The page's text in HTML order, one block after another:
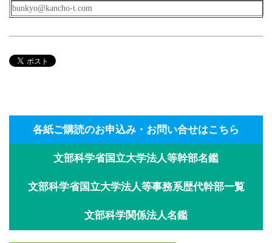
bunkyo@kancho-t.com
各紙ご購読のお申込み・お問い合せはこちら
文部科学省国立大学法人等幹部名鑑
文部科学省国立大学法人等事務系歴代幹部一覧
文部科学関係法人名鑑